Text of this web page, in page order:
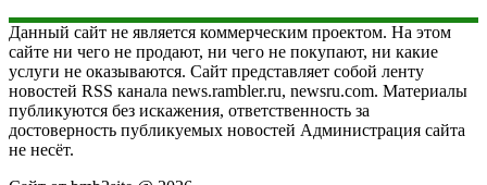
Данный сайт не является коммерческим проектом. На этом
сайте ни чего не продают, ни чего не покупают, ни какие
услуги не оказываются. Сайт представляет собой ленту
новостей RSS канала news.rambler.ru, newsru.com. Материалы
публикуются без искажения, ответственность за
достоверность публикуемых новостей Администрация сайта
не несёт.